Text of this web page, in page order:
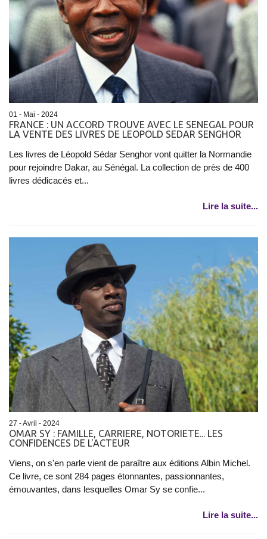
01 - Mai - 2024
FRANCE : UN ACCORD TROUVE AVEC LE SENEGAL POUR
LA VENTE DES LIVRES DE LEOPOLD SEDAR SENGHOR
Les livres de Léopold Sédar Senghor vont quitter la Normandie
pour rejoindre Dakar, au Sénégal. La collection de près de 400
livres dédicacés et...
Lire la suite...
27 - Avril - 2024
OMAR SY : FAMILLE, CARRIERE, NOTORIETE... LES
CONFIDENCES DE L'ACTEUR
Viens, on s'en parle vient de paraître aux éditions Albin Michel.
Ce livre, ce sont 284 pages étonnantes, passionnantes,
émouvantes, dans lesquelles Omar Sy se confie...
Lire la suite...